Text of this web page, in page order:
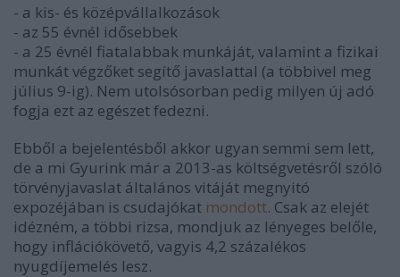
- a kis- és középvállalkozások
- az 55 évnél idősebbek
- a 25 évnél fiatalabbak munkáját, valamint a fizikai
munkát végzőket segítő javaslattal (a többivel meg
július 9-ig). Nem utolsósorban pedig milyen új adó
fogja ezt az egészet fedezni.
Ebből a bejelentésből akkor ugyan semmi sem lett,
de a mi Gyurink már a 2013-as költségvetésről szóló
törvényjavaslat általános vitáját megnyitó
expozéjában is csudajókat mondott. Csak az elejét
idézném, a többi rizsa, mondjuk az lényeges belőle,
hogy inflációkövető, vagyis 4,2 százalékos
nyugdíjemelés lesz.